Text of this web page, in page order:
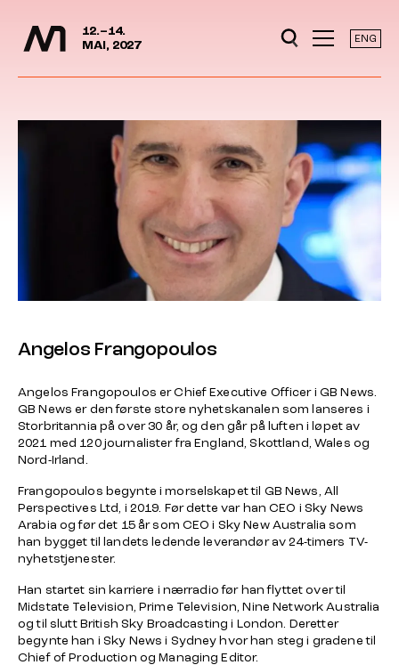
Hopp til hovedinnhold
12.–14.
MAI, 2027
ENG
Angelos Frangopoulos
Angelos Frangopoulos er Chief Executive Officer i GB News.
GB News er den første store nyhetskanalen som lanseres i
Storbritannia på over 30 år, og den går på luften i løpet av
2021 med 120 journalister fra England, Skottland, Wales og
Nord-Irland.
Frangopoulos begynte i morselskapet til GB News, All
Perspectives Ltd, i 2019. Før dette var han CEO i Sky News
Arabia og før det 15 år som CEO i Sky New Australia som
han bygget til landets ledende leverandør av 24-timers TV-
nyhetstjenester.
Han startet sin karriere i nærradio før han flyttet over til
Midstate Television, Prime Television, Nine Network Australia
og til slutt British Sky Broadcasting i London. Deretter
begynte han i Sky News i Sydney hvor han steg i gradene til
Chief of Production og Managing Editor.